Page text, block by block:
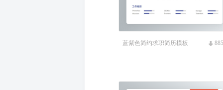
蓝紫色简约求职简历模板